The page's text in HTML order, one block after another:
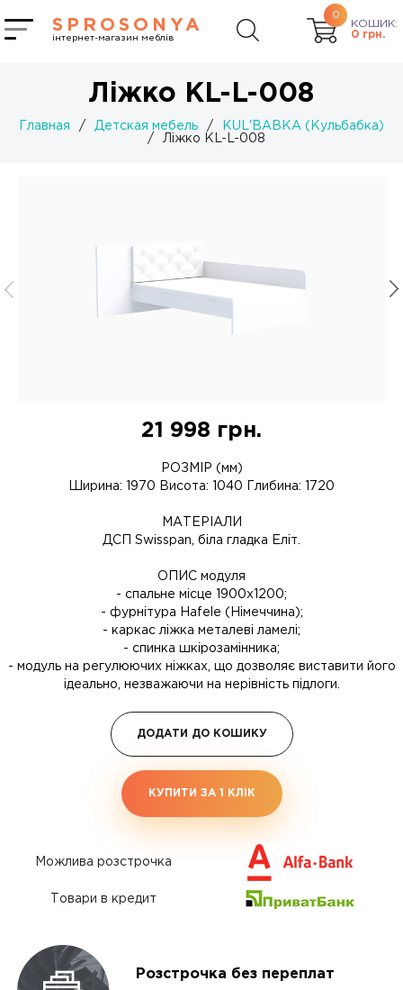
SPROSONYA
інтернет-магазин меблів
0
КОШИК:
0 грн.
Ліжко KL-L-008
Главная / Детская мебель /
KUL'BABKA (Кульбабка)
/
Ліжко KL-L-008
21 998 грн.
РОЗМІР (мм)
Ширина: 1970 Висота: 1040 Глибина: 1720
МАТЕРІАЛИ
ДСП Swisspan, біла гладка Еліт.
ОПИС модуля
- спальне місце 1900х1200;
- фурнітура Hafele (Німеччина);
- каркас ліжка металеві ламелі;
- спинка шкірозамінника;
- модуль на регулюючих ніжках, що дозволяє виставити його
ідеально, незважаючи на нерівність підлоги.
ДОДАТИ ДО КОШИКУ
КУПИТИ ЗА 1 КЛIК
Можлива розстрочка
Товари в кредит
Розстрочка без переплат